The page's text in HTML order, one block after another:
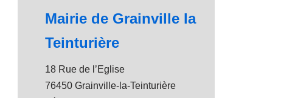
Mairie de Grainville la
Teinturière
18 Rue de l’Eglise
76450 Grainville-la-Teinturière